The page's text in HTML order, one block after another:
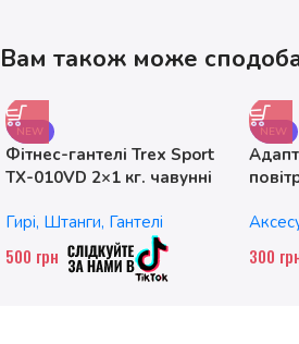
Вам також може
NEW
Фітнес-гантелі Trex Sport
TX-010VD 2×1 кг. чавунні
Гирі, Штанги, Гантелі
500 грн
NEW
300